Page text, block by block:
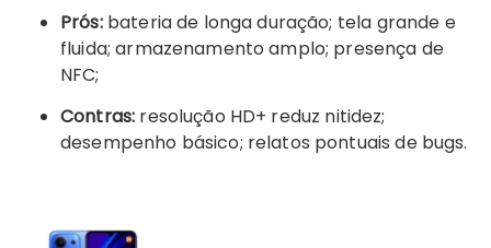
Prós:bateria de longa duração; tela grande e
fluida; armazenamento amplo; presença de
NFC;
Contras: resolução HD+ reduz nitidez;
desempenho básico; relatos pontuais de bugs.